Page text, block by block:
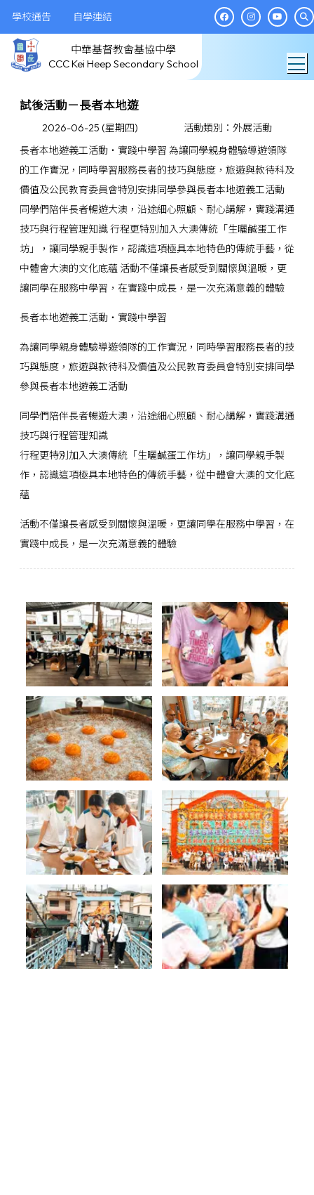
學校通告 自學連結
中華基督教會基協中學
CCC Kei Heep Secondary School
試後活動－長者本地遊
2026-06-25 (星期四)
活動類別：外展活動
長者本地遊義工活動・實踐中學習 為讓同學親身體驗導遊領隊
的工作實況，同時學習服務長者的技巧與態度，旅遊與款待科及
價值及公民教育委員會特別安排同學參與長者本地遊義工活動
同學們陪伴長者暢遊大澳，沿途細心照顧、耐心講解，實踐溝通
技巧與行程管理知識 行程更特別加入大澳傳統「生曬鹹蛋工作
坊」，讓同學親手製作，認識這項極具本地特色的傳統手藝，從
中體會大澳的文化底蘊 活動不僅讓長者感受到關懷與溫暖，更
讓同學在服務中學習，在實踐中成長，是一次充滿意義的體驗
長者本地遊義工活動・實踐中學習
為讓同學親身體驗導遊領隊的工作實況，同時學習服務長者的技
巧與態度，旅遊與款待科及價值及公民教育委員會特別安排同學
參與長者本地遊義工活動
同學們陪伴長者暢遊大澳，沿途細心照顧、耐心講解，實踐溝通
技巧與行程管理知識
行程更特別加入大澳傳統「生曬鹹蛋工作坊」，讓同學親手製
作，認識這項極具本地特色的傳統手藝，從中體會大澳的文化底
蘊
活動不僅讓長者感受到關懷與溫暖，更讓同學在服務中學習，在
實踐中成長，是一次充滿意義的體驗